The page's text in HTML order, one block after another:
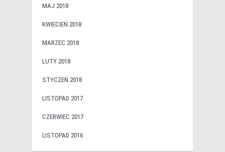
MAJ 2018
KWIECIEŃ 2018
MARZEC 2018
LUTY 2018
STYCZEŃ 2018
LISTOPAD 2017
CZERWIEC 2017
LISTOPAD 2016